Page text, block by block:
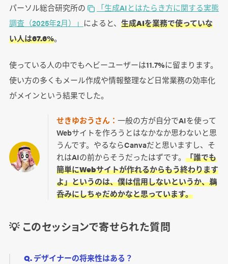
パーソル総合研究所の
「生成AIとはたらき方に関する実態
調査（2025年2月）」 によると、 生成AIを業務で使っていな
い人は67.6%。
使っている人の中でもヘビーユーザーは11.7%に留まります。
使い方の多くもメール作成や情報整理など日常業務の効率化
がメインという結果でした。
せきゆおうさん： 一般の方が自分でAIを使って
Webサイトを作ろうとはなかなか思わないと思
うんです。やるならCanvaだと思いますし、そ
れはAIの前からそうだったはずです。 「誰でも
簡単にWebサイトが作れるからもう終わります
よ」というのは、僕は信用しないというか、鵜
呑みにしちゃだめかなと思っています。
💡 このセッションで寄せられた質問
Q. デザイナーの将来性はある？